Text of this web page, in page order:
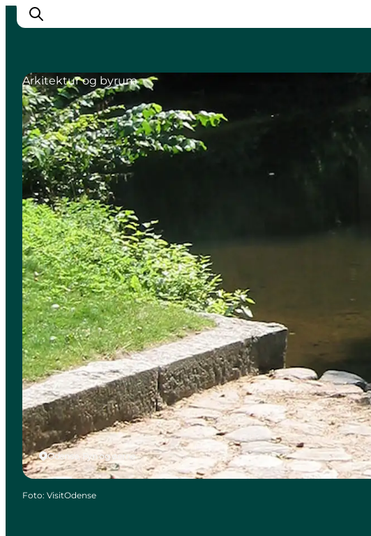
Oplev Odense
Det sker i Odense
Planlæg din tur
Inspiration
Odense, Fyn og øerne
Arkitektur og byrum
Foto: VisitOdense